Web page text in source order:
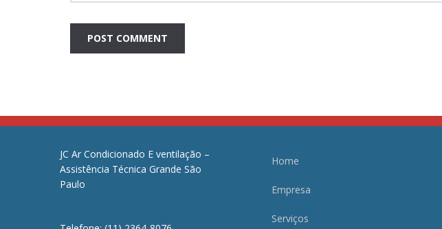
JC Ar Condicionado E ventilação –
Assistência Técnica Grande São
Paulo
Home
Empresa
Serviços